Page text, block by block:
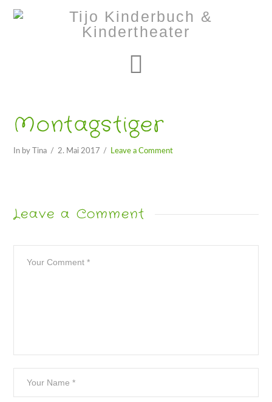
Montagstiger
In by Tina 2. Mai 2017 Leave a Comment
Leave a Comment